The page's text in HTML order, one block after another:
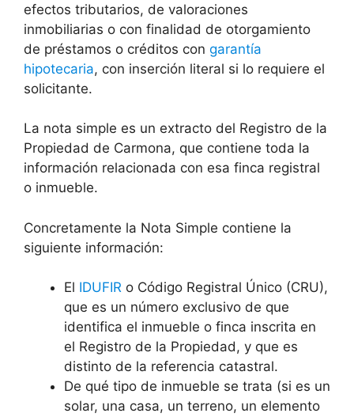
efectos tributarios, de valoraciones
inmobiliarias o con finalidad de otorgamiento
de préstamos o créditos con garantía
hipotecaria, con inserción literal si lo requiere el
solicitante.
La nota simple es un extracto del Registro de la
Propiedad de Carmona, que contiene toda la
información relacionada con esa finca registral
o inmueble.
Concretamente la Nota Simple contiene la
siguiente información:
El IDUFIR o Código Registral Único (CRU),
que es un número exclusivo de que
identifica el inmueble o finca inscrita en
el Registro de la Propiedad, y que es
distinto de la referencia catastral.
De qué tipo de inmueble se trata (si es un
solar, una casa, un terreno, un elemento